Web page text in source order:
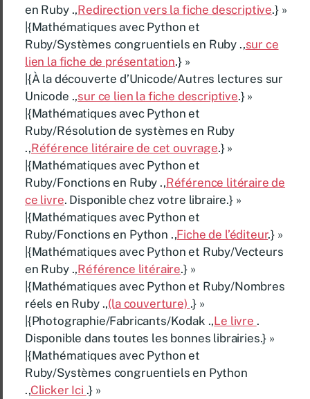
en Ruby .,Redirection vers la fiche descriptive.} »
|{Mathématiques avec Python et
Ruby/Systèmes congruentiels en Ruby .,sur ce
lien la fiche de présentation.} »
|{À la découverte d’Unicode/Autres lectures sur
Unicode .,sur ce lien la fiche descriptive.} »
|{Mathématiques avec Python et
Ruby/Résolution de systèmes en Ruby
.,Référence litéraire de cet ouvrage.} »
|{Mathématiques avec Python et
Ruby/Fonctions en Ruby .,Référence litéraire de
ce livre. Disponible chez votre libraire.} »
|{Mathématiques avec Python et
Ruby/Fonctions en Python .,Fiche de l’éditeur.} »
|{Mathématiques avec Python et Ruby/Vecteurs
en Ruby .,Référence litéraire.} »
|{Mathématiques avec Python et Ruby/Nombres
réels en Ruby .,(la couverture) .} »
|{Photographie/Fabricants/Kodak .,Le livre .
Disponible dans toutes les bonnes librairies.} »
|{Mathématiques avec Python et
Ruby/Systèmes congruentiels en Python
.,Clicker Ici .} »